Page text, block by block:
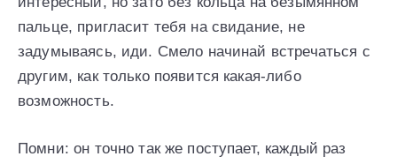
пальце, пригласит тебя на свидание, не
задумываясь, иди. Смело начинай встречаться с
другим, как только появится какая-либо
возможность.
Помни: он точно так же поступает, каждый раз